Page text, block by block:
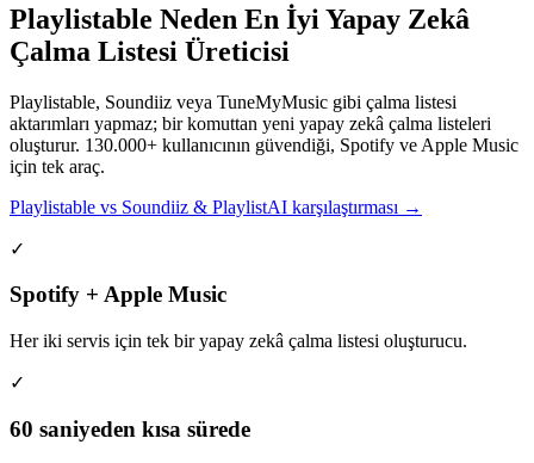
Playlistable Neden En İyi Yapay Zekâ
Çalma Listesi Üreticisi
Playlistable, Soundiiz veya TuneMyMusic gibi çalma listesi
aktarımları yapmaz; bir komuttan yeni yapay zekâ çalma listeleri
oluşturur. 130.000+ kullanıcının güvendiği, Spotify ve Apple Music
için tek araç.
Playlistable vs Soundiiz & PlaylistAI karşılaştırması →
✓
Spotify + Apple Music
Her iki servis için tek bir yapay zekâ çalma listesi oluşturucu.
✓
60 saniyeden kısa sürede